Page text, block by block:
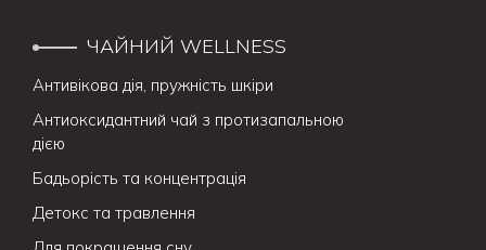
ЧАЙНИЙ WELLNESS
Антивікова дія, пружність шкіри
Антиоксидантний чай з протизапальною
дією
Бадьорість та концентрація
Детокс та травлення